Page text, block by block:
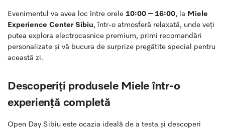
Evenimentul va avea loc între orele 10:00 – 16:00, la Miele
Experience Center Sibiu, într-o atmosferă relaxată, unde veți
putea explora electrocasnice premium, primi recomandări
personalizate și vă bucura de surprize pregătite special pentru
această zi.
Descoperiți produsele Miele într-o
experiență completă
Open Day Sibiu este ocazia ideală de a testa și descoperi